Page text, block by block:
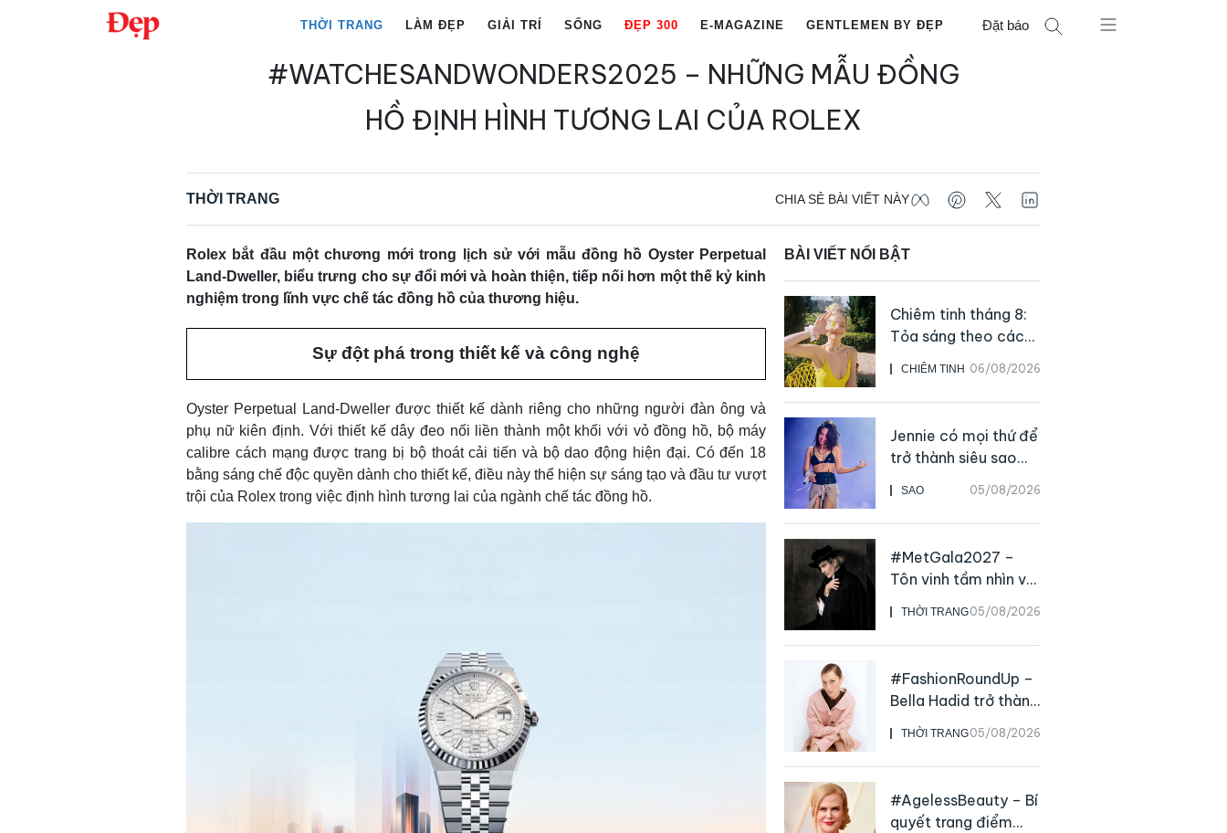
THỜI TRANG LÀM ĐẸP GIẢI TRÍ SỐNG ĐẸP 300 E-MAGAZINE GENTLEMEN BY ĐẸP Đặt báo
#WATCHESANDWONDERS2025 – NHỮNG MẪU ĐỒNG
HỒ ĐỊNH HÌNH TƯƠNG LAI CỦA ROLEX
THỜI TRANG CHIA SẺ BÀI VIẾT NÀY
Rolex bắt đầu một chương mới trong lịch sử với mẫu đồng hồ Oyster Perpetual
Land-Dweller, biểu trưng cho sự đổi mới và hoàn thiện, tiếp nối hơn một thế kỷ kinh
nghiệm trong lĩnh vực chế tác đồng hồ của thương hiệu.
Sự đột phá trong thiết kế và công nghệ
Oyster Perpetual Land-Dweller được thiết kế dành riêng cho những người đàn ông và
phụ nữ kiên định. Với thiết kế dây đeo nối liền thành một khối với vỏ đồng hồ, bộ máy
calibre cách mạng được trang bị bộ thoát cải tiến và bộ dao động hiện đại. Có đến 18
bằng sáng chế độc quyền dành cho thiết kế, điều này thể hiện sự sáng tạo và đầu tư vượt
trội của Rolex trong việc định hình tương lai của ngành chế tác đồng hồ.
BÀI VIẾT NỔI BẬT
CHIÊM TINH 06/08/2026
Chiêm tinh tháng 8:
Tỏa sáng theo cách
của chính mình
SAO 05/08/2026
Jennie có mọi thứ để
trở thành siêu sao
live
THỜI TRANG05/08/2026
#MetGala2027 –
Tôn vinh tầm nhìn và
sức ảnh hưởng sâu
rộng của NTK John
Galliano
THỜI TRANG05/08/2026
#FashionRoundUp –
Bella Hadid trở thành
Đại sứ Toàn cầu của
Prada Beauty,
CHANEL mua lại
#AgelessBeauty – Bí
quyết trang điểm